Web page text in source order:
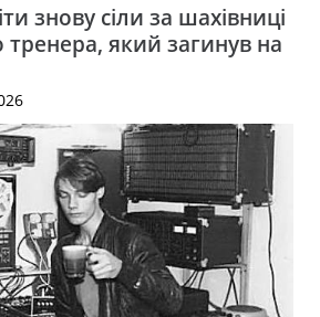
знову сіли за шахівниці
тренера, який загинув на